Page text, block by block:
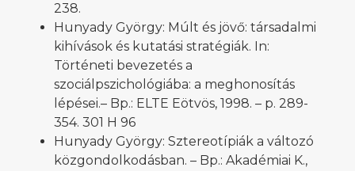
238.
Hunyady György: Múlt és jövő: társadalmi
kihívások és kutatási stratégiák. In:
Történeti bevezetés a
szociálpszichológiába: a meghonosítás
lépései.– Bp.: ELTE Eötvös, 1998. – p. 289-
354. 301 H 96
Hunyady György: Sztereotípiák a változó
közgondolkodásban. – Bp.: Akadémiai K.,